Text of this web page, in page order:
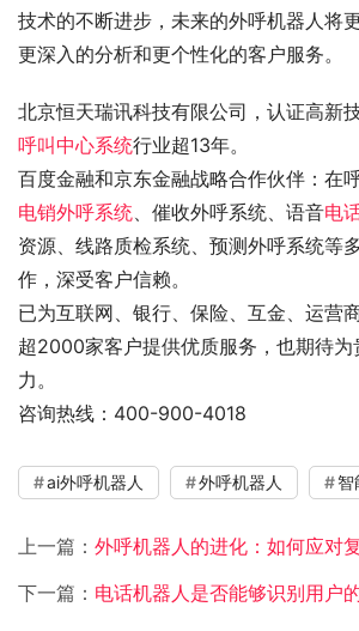
技术的不断进步，未来的外呼机器人将
更深入的分析和更个性化的客户服务。
北京恒天瑞讯科技有限公司，认证高新
呼叫中心系统行业超13年。
百度金融和京东金融战略合作伙伴：在
电销外呼系统、催收外呼系统、语音电
资源、线路质检系统、预测外呼系统等
作，深受客户信赖。
已为互联网、银行、保险、互金、运营
超2000家客户提供优质服务，也期待为
力。
咨询热线：400-900-4018
ai外呼机器人 外呼机器人 智
上一篇： 外呼机器人的进化：如何应对
下一篇： 电话机器人是否能够识别用户